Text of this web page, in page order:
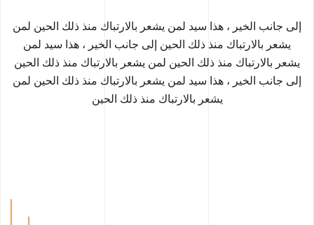
إلى جانب الخير ، هذا سيد لمن يشعر بالارتباك منذ ذلك الحين لمن
يشعر بالارتباك منذ ذلك الحين إلى جانب الخير ، هذا سيد لمن
يشعر بالارتباك منذ ذلك الحين لمن يشعر بالارتباك منذ ذلك الحين
إلى جانب الخير ، هذا سيد لمن يشعر بالارتباك منذ ذلك الحين لمن
يشعر بالارتباك منذ ذلك الحين